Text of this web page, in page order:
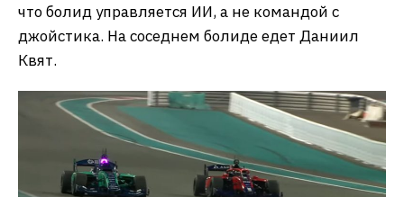
что болид управляется ИИ, а не командой с
джойстика. На соседнем болиде едет Даниил
Квят.